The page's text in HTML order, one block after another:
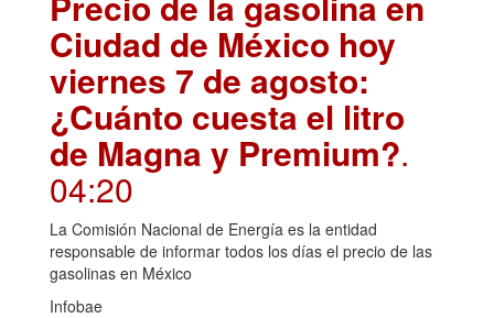
Ciudad de México hoy
viernes 7 de agosto:
¿Cuánto cuesta el litro
de Magna y Premium?.
04:20
La Comisión Nacional de Energía es la entidad
responsable de informar todos los días el precio de las
gasolinas en México
Infobae